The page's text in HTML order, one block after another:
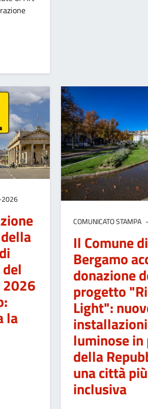
MUSEO CAFFI DI BERGAMO A
la
“FESTIVITÀ DELLA
COMUNICATO STAMPA
Il Comune di
Bergamo
donazione
progetto
Light":
installazioni
luminose in
della
una città
inclusiva